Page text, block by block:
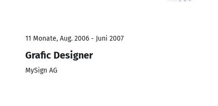
11 Monate, Aug. 2006 - Juni 2007
Grafic Designer
MySign AG